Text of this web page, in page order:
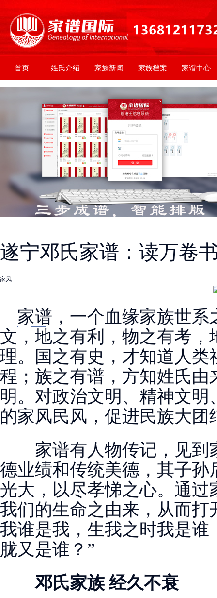
首页 姓氏介绍 家族新闻 家族档案 家谱中心
遂宁邓氏家谱：读万卷
家风
家谱 ，一个血缘家族世
文，地之有利，物之有考
理。国之有史，才知道人
程；族之有谱，方知姓氏
明。对政治文明、精神文
的家风民风，促进民族大团
家谱有人物传记，见到
德业绩和传统美德，其子
光大，以尽孝悌之心。通
我们的生命之由来，从而打
我谁是我，生我之时我是
胧又是谁？”
邓氏家族 经久不衰